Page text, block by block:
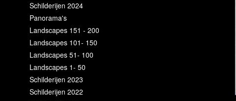
Schilderijen 2024
Panorama's
Landscapes 151 - 200
Landscapes 101- 150
Landscapes 51- 100
Landscapes 1- 50
Schilderijen 2023
Schilderijen 2022